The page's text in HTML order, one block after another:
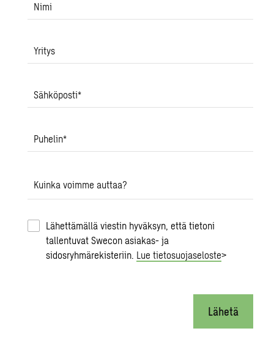
Nimi
Yritys
Sähköposti*
Puhelin*
Kuinka voimme auttaa?
Lähettämällä viestin hyväksyn, että tietoni
tallentuvat Swecon asiakas- ja
sidosryhmärekisteriin. Lue tietosuojaseloste>
Lähetä